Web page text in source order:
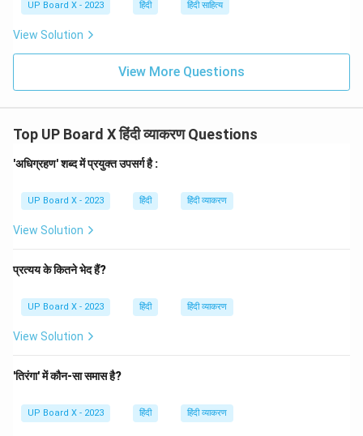
UP Board X - 2023 हिंदी हिंदी साहित्य
View Solution
View More Questions
Top UP Board X हिंदी व्याकरण Questions
'अधिग्रहण' शब्द में प्रयुक्त उपसर्ग है :
UP Board X - 2023 हिंदी हिंदी व्याकरण
View Solution
प्रत्यय के कितने भेद हैं?
UP Board X - 2023 हिंदी हिंदी व्याकरण
View Solution
'तिरंगा' में कौन-सा समास है?
UP Board X - 2023 हिंदी हिंदी व्याकरण